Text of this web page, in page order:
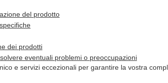
del prodotto
dei prodotti
eventuali problemi o preoccupazioni
e servizi eccezionali per garantire la vostra